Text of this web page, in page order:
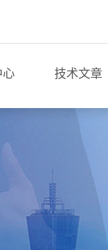
心 技术文章